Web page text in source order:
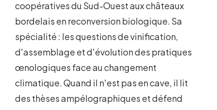
coopératives du Sud-Ouest aux châteaux
bordelais en reconversion biologique. Sa
spécialité : les questions de vinification,
d'assemblage et d'évolution des pratiques
œnologiques face au changement
climatique. Quand il n'est pas en cave, il lit
des thèses ampélographiques et défend